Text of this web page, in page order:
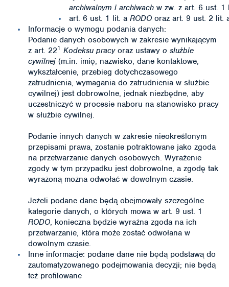
archiwalnym i archiwach w zw. z art. 6 ust.
art. 6 ust. 1 lit. a RODO oraz art. 9 ust. 2 lit.
Informacje o wymogu podania danych:
Podanie danych osobowych w zakresie wynikającym
z art. 221 Kodeksu pracyoraz ustawy o służbie
cywilnej (m.in. imię, nazwisko, dane kontaktowe,
wykształcenie, przebieg dotychczasowego
zatrudnienia, wymagania do zatrudnienia w służbie
cywilnej) jest dobrowolne, jednak niezbędne, aby
uczestniczyć w procesie naboru na stanowisko pracy
w służbie cywilnej.
Podanie innych danych w zakresie nieokreślonym
przepisami prawa, zostanie potraktowane jako zgoda
na przetwarzanie danych osobowych. Wyrażenie
zgody w tym przypadku jest dobrowolne, a zgodę tak
wyrażoną można odwołać w dowolnym czasie.
Jeżeli podane dane będą obejmowały szczególne
kategorie danych, o których mowa w art. 9 ust. 1
RODO, konieczna będzie wyraźna zgoda na ich
przetwarzanie, która może zostać odwołana w
dowolnym czasie.
Inne informacje: podane dane nie będą podstawą do
zautomatyzowanego podejmowania decyzji; nie będą
też profilowane